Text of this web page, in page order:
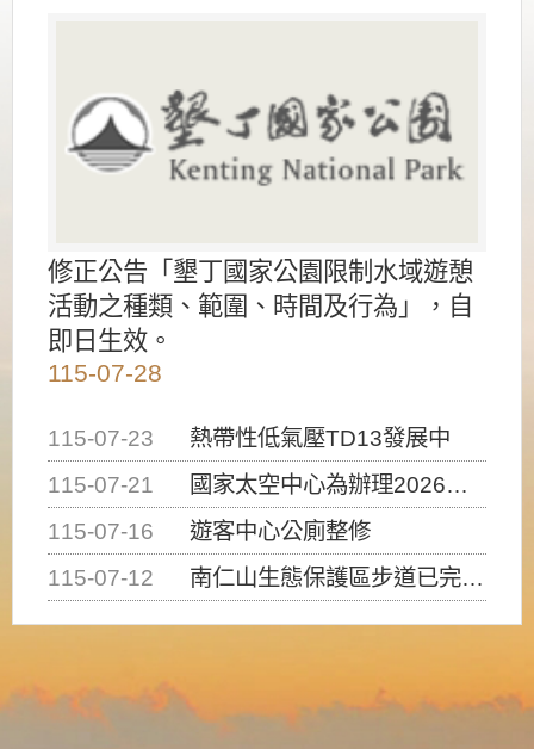
修正公告「墾丁國家公園限制水域遊憩
活動之種類、範圍、時間及行為」，自
即日生效。
115-07-28
115-07-23
熱帶性低氣壓TD13發展中
115-07-21
國家太空中心為辦理2026台灣盃火箭競賽，陸、海、空域警戒及協調相關事宜，因颱風備案事宜
115-07-16
遊客中心公廁整修
115-07-12
南仁山生態保護區步道已完成修復，自115年7月13日（星期一）起恢復開放入園，歡迎民眾依規定申請入園....